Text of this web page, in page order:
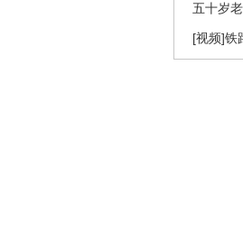
五十岁
[视频]铁